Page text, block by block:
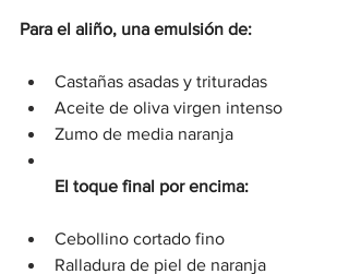
Para el aliño, una emulsión de:
Castañas asadas y trituradas
Aceite de oliva virgen intenso
Zumo de media naranja
El toque final por encima:
Cebollino cortado fino
Ralladura de piel de naranja